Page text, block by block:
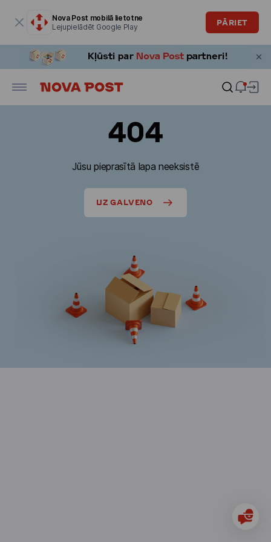
Nova Post mobilā lietotne
Lejupielādēt Google Play
PĀRIET
404
Jūsu pieprasītā lapa neeksistē
UZ GALVENO